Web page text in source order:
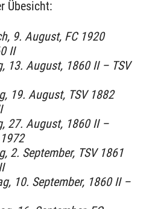
Übesicht:
9. August, FC 1920
II
13. August, 1860 II – TSV
19. August, TSV 1882
27. August, 1860 II –
2. September, TSV 1861
10. September, 1860 II –